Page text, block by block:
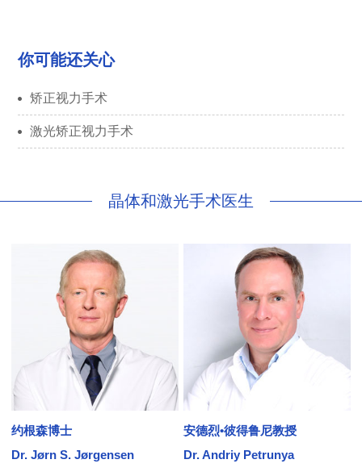
你可能还关心
矫正视力手术
激光矫正视力手术
晶体和激光手术医生
约根森博士
Dr. Jørn S. Jørgensen
安德烈•彼得鲁尼教授
Dr. Andriy Petrunya